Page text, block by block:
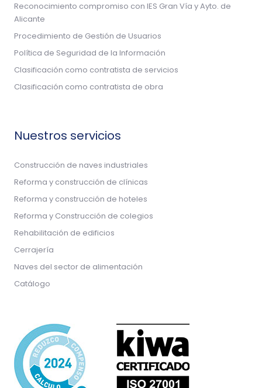
Reconocimiento compromiso con IES Gran Vía y Ayto. de
Alicante
Procedimiento de Gestión de Usuarios
Política de Seguridad de la Información
Clasificación como contratista de servicios
Clasificación como contratista de obra
Nuestros servicios
Construcción de naves industriales
Reforma y construcción de clínicas
Reforma y construcción de hoteles
Reforma y Construcción de colegios
Rehabilitación de edificios
Cerrajería
Naves del sector de alimentación
Catálogo